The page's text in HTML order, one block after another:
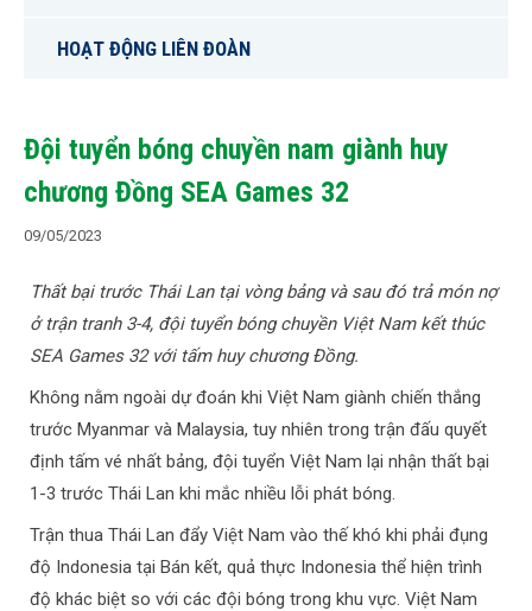
HOẠT ĐỘNG LIÊN ĐOÀN
Đội tuyển bóng chuyền nam giành huy
chương Đồng SEA Games 32
09/05/2023
Thất bại trước Thái Lan tại vòng bảng và sau đó trả món nợ
ở trận tranh 3-4, đội tuyển bóng chuyền Việt Nam kết thúc
SEA Games 32 với tấm huy chương Đồng.
Không nằm ngoài dự đoán khi Việt Nam giành chiến thắng
trước Myanmar và Malaysia, tuy nhiên trong trận đấu quyết
định tấm vé nhất bảng, đội tuyển Việt Nam lại nhận thất bại
1-3 trước Thái Lan khi mắc nhiều lỗi phát bóng.
Trận thua Thái Lan đẩy Việt Nam vào thế khó khi phải đụng
độ Indonesia tại Bán kết, quả thực Indonesia thể hiện trình
độ khác biệt so với các đội bóng trong khu vực. Việt Nam